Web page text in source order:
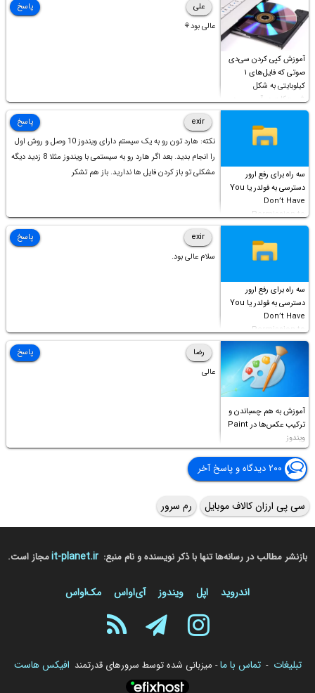
آموزش کپی کردن سی‌دی
صوتی که فایل‌های ۱
کیلوبایتی به شکل
شورت‌کات در آن موجود
است!
علی
عالی بود⚘
پاسخ
سه راه برای رفع ارور
دسترسی به فولدر یا You
Don’t Have
Permission to
Access this folder
exir
نکته: هارد تون رو به یک سیستم دارای ویندوز 10 وصل و روش اول
را انجام بدید. بعد اگر هارد رو به سیستمی با ویندوز مثلا 8 زدید دیگه
مشکلی تو باز کردن فایل ها ندارید. باز هم تشکر
پاسخ
سه راه برای رفع ارور
دسترسی به فولدر یا You
Don’t Have
Permission to
Access this folder
exir
سلام عالی بود.
پاسخ
آموزش به هم چسباندن و
ترکیب عکس‌ها در Paint
ویندوز
رضا
عالی
پاسخ
۲۰۰ دیدگاه و پاسخ آخر
سی پی ارزان کالاف موبایل رم سرور
بازنشر مطالب در رسانه‌ها تنها با ذکر نویسنده و نام منبع: it-planet.irمجاز است.
اندروید اپل ویندوز آی‌او‌اس مک‌او‌اس
تبلیغات - تماس با ما- میزبانی شده توسط سرورهای قدرتمند افیکس هاست